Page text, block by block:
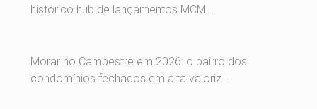
histórico hub de lançamentos MCM...
Morar no Campestre em 2026: o bairro dos
condomínios fechados em alta valoriz...